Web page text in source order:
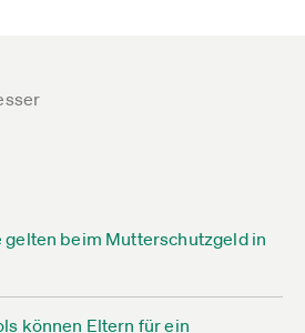
gelten beim Mutterschutzgeld in
können Eltern für ein